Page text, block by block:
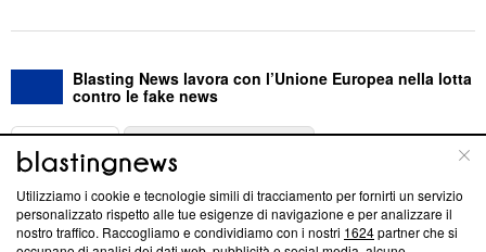
Blasting News lavora con l’Unione Europea nella lotta
contro le fake news
ABOUT
Questa sezione offre informazioni trasparenti su Blasting
News, sui nostri processi editoriali e su come ci impegniamo a
Utilizziamo i cookie e tecnologie simili di tracciamento per fornirti un servizio
personalizzato rispetto alle tue esigenze di navigazione e per analizzare il
nostro traffico. Raccogliamo e condividiamo con i nostri 1624partner che si